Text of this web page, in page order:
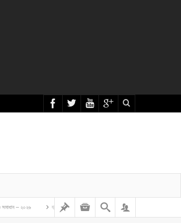
বাংলাদেশ গম ও ভুট্টা গবেষণা ইনস্টিটিউট এর অফিস সহকারী কাম কম্পিউটার মুদ্রাক্ষরিক